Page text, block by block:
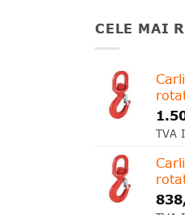
CELE MAI
TVA